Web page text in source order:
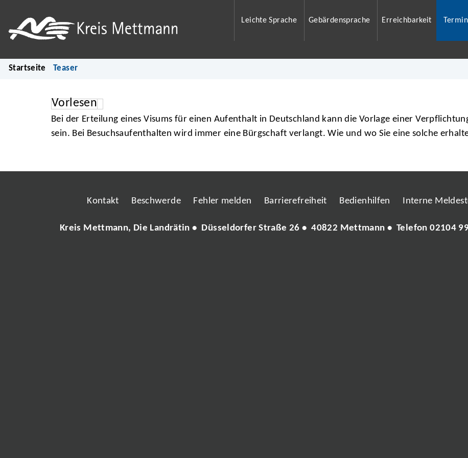
Leichte Sprache Gebärdensprache Erreichbarkeit
Startseite Teaser
Vorlesen
Bei der Erteilung eines Visums für einen Aufenthalt in Deutschland kann die Vorlage einer
sein. Bei Besuchsaufenthalten wird immer eine Bürgschaft verlangt. Wie und wo Sie eine solche
Kontakt Beschwerde Fehler melden Barrierefreiheit Bedienhilfen Interne
Kreis Mettmann, Die Landrätin • Düsseldorfer Straße 26 • 40822 Mettmann • Telefon02104